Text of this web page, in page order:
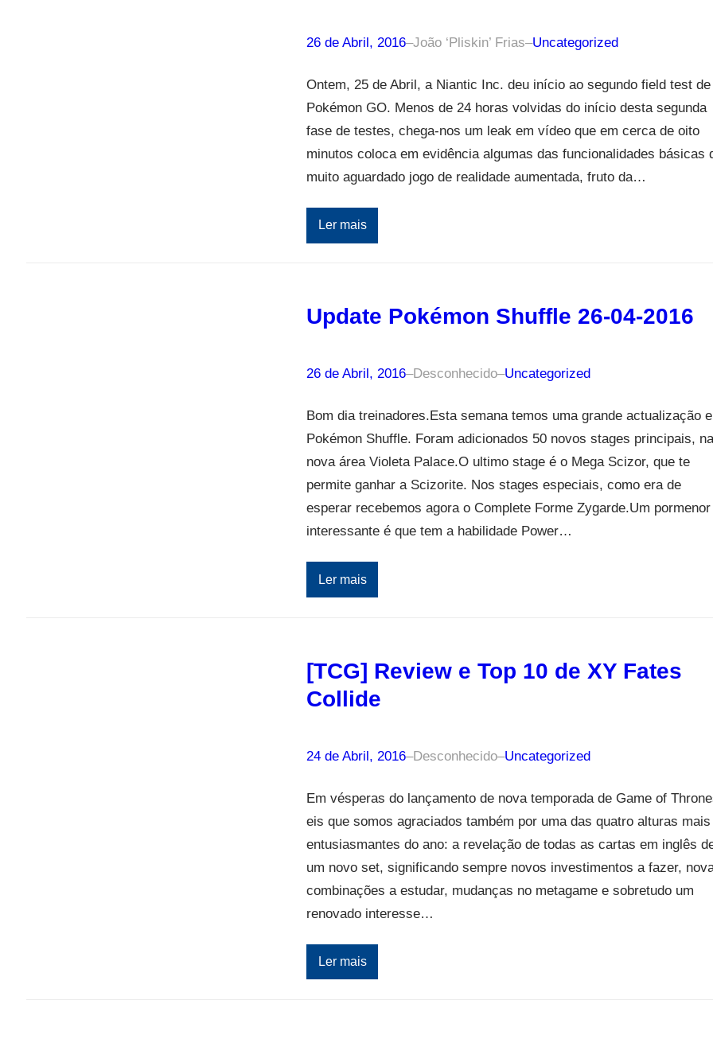
26 de Abril, 2016–João ‘Pliskin’ Frias–Uncategorized
Ontem, 25 de Abril, a Niantic Inc. deu início ao segundo field test de
Pokémon GO. Menos de 24 horas volvidas do início desta segunda
fase de testes, chega-nos um leak em vídeo que em cerca de oito
minutos coloca em evidência algumas das funcionalidades básicas
muito aguardado jogo de realidade aumentada, fruto da…
Ler mais
Update Pokémon Shuffle 26-04-2016
26 de Abril, 2016–Desconhecido–Uncategorized
Bom dia treinadores.Esta semana temos uma grande actualização
Pokémon Shuffle. Foram adicionados 50 novos stages principais, na
nova área Violeta Palace.O ultimo stage é o Mega Scizor, que te
permite ganhar a Scizorite. Nos stages especiais, como era de
esperar recebemos agora o Complete Forme Zygarde.Um pormenor
interessante é que tem a habilidade Power…
Ler mais
[TCG] Review e Top 10 de XY Fates
Collide
24 de Abril, 2016–Desconhecido–Uncategorized
Em vésperas do lançamento de nova temporada de Game of
eis que somos agraciados também por uma das quatro alturas mais
entusiasmantes do ano: a revelação de todas as cartas em inglês
um novo set, significando sempre novos investimentos a fazer,
combinações a estudar, mudanças no metagame e sobretudo um
renovado interesse…
Ler mais